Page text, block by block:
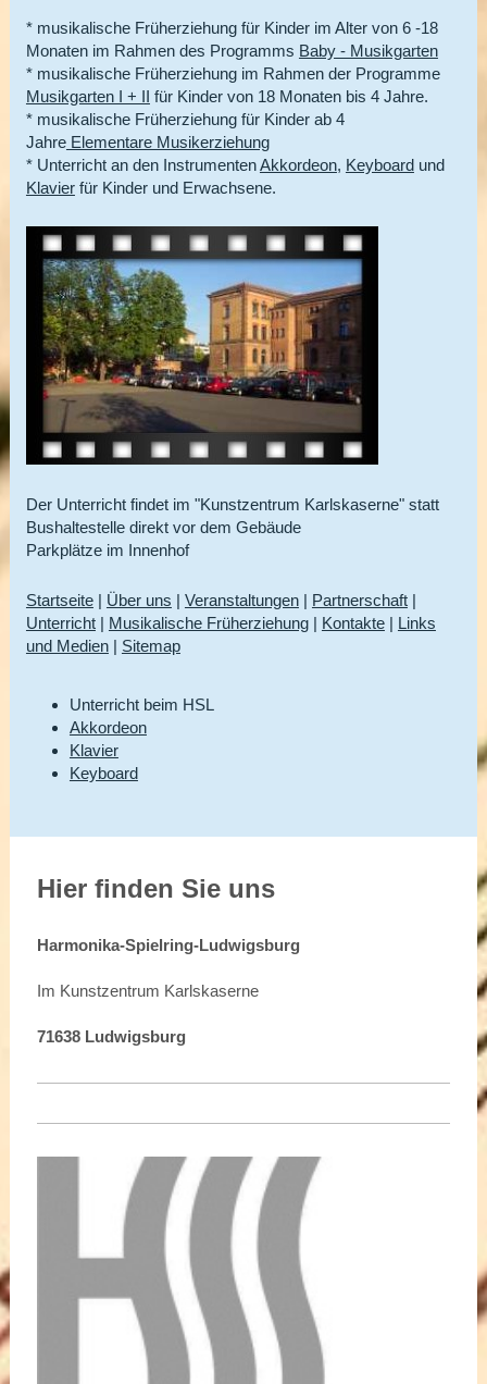
* musikalische Früherziehung für Kinder im Alter von 6 -18
Monaten im Rahmen des Programms Baby - Musikgarten
* musikalische Früherziehung im Rahmen der Programme
Musikgarten I + II für Kinder von 18 Monaten bis 4 Jahre.
* musikalische Früherziehung für Kinder ab 4
JahreElementare Musikerziehung
* Unterricht an den InstrumentenAkkordeon, Keyboardund
Klavierfür Kinder und Erwachsene.
Der Unterricht findet im "Kunstzentrum Karlskaserne" statt
Bushaltestelle direkt vor dem Gebäude
Parkplätze im Innenhof
Startseite| Über uns | Veranstaltungen| Partnerschaft|
Unterricht| Musikalische Früherziehung| Kontakte| Links
und Medien| Sitemap
Unterricht beim HSL
Akkordeon
Klavier
Keyboard
Hier finden Sie uns
Harmonika-Spielring-Ludwigsburg
Im Kunstzentrum Karlskaserne
71638 Ludwigsburg